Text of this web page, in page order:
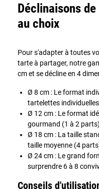
Déclinaisons
au choix
Pour s'adapter à toutes
tarte à partager, notre
cm et se décline en 4
Ø 8 cm : Le format
tartelettes
Ø 12 cm : Le format
gourmand (1 à 2
Ø 18 cm : La taille
taille moyenne (4
Ø 24 cm : Le grand
surprendre 6 à 8
Conseils